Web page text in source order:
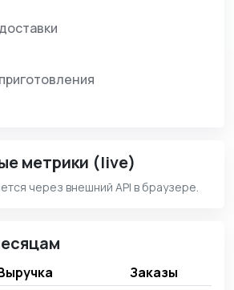
метрики (live)
через внешний API в браузере.
Заказы